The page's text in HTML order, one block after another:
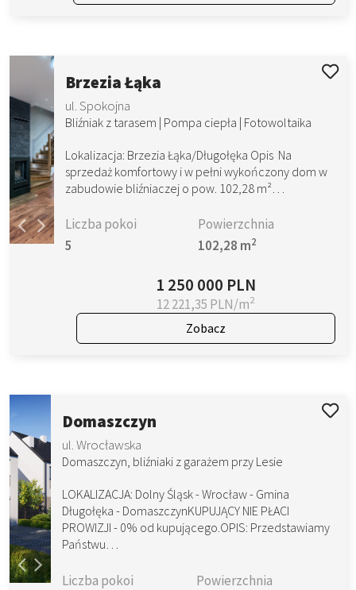
Brzezia Łąka
ul. Spokojna
Bliźniak z tarasem | Pompa ciepła | Fotowoltaika
Lokalizacja: Brzezia Łąka/Długołęka Opis Na
sprzedaż komfortowy i w pełni wykończony dom w
zabudowie bliźniaczej o pow. 102,28 m²…
Liczba pokoi
5
Powierzchnia
102,28 m2
1 250 000 PLN
12 221,35 PLN/m2
Zobacz
Domaszczyn
ul. Wrocławska
Domaszczyn, bliźniaki z garażem przy Lesie
LOKALIZACJA: Dolny Śląsk - Wrocław - Gmina
Długołęka - DomaszczynKUPUJĄCY NIE PŁACI
PROWIZJI - 0% od kupującego.OPIS: Przedstawiamy
Państwu…
Liczba pokoi
Powierzchnia